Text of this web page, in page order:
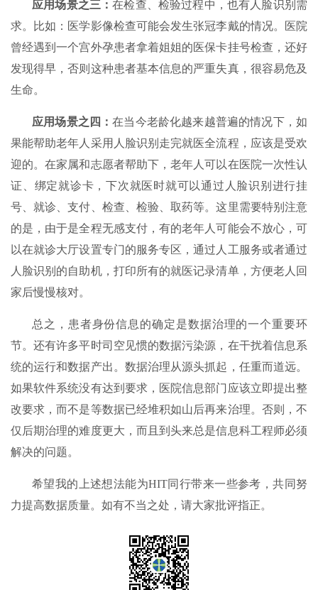
应用场景之三 ：在检查、检验过程中，也有人脸识别需
求。比如：医学影像检查可能会发生张冠李戴的情况。医院
曾经遇到一个宫外孕患者拿着姐姐的医保卡挂号检查，还好
发现得早，否则这种患者基本信息的严重失真，很容易危及
生命。
应用场景之四 ：在当今老龄化越来越普遍的情况下，如
果能帮助老年人采用人脸识别走完就医全流程，应该是受欢
迎的。在家属和志愿者帮助下，老年人可以在医院一次性认
证、绑定就诊卡，下次就医时就可以通过人脸识别进行挂
号、就诊、支付、检查、检验、取药等。这里需要特别注意
的是，由于是全程无感支付，有的老年人可能会不放心，可
以在就诊大厅设置专门的服务专区，通过人工服务或者通过
人脸识别的自助机，打印所有的就医记录清单，方便老人回
家后慢慢核对。
总之，患者身份信息的确定是数据治理的一个重要环
节。还有许多平时司空见惯的数据污染源，在干扰着信息系
统的运行和数据产出。数据治理从源头抓起，任重而道远。
如果软件系统没有达到要求，医院信息部门应该立即提出整
改要求，而不是等数据已经堆积如山后再来治理。否则，不
仅后期治理的难度更大，而且到头来总是信息科工程师必须
解决的问题。
希望我的上述想法能为HIT同行带来一些参考，共同努
力提高数据质量。如有不当之处，请大家批评指正。